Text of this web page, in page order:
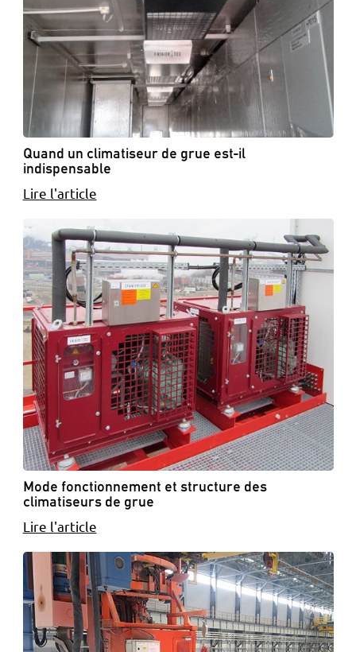
Quand un climatiseur de grue est-il
indispensable
Lire l'article
Mode fonctionnement et structure des
climatiseurs de grue
Lire l'article